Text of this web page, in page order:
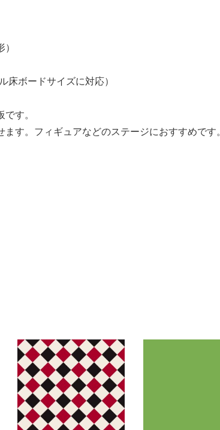
ボードサイズに対応）
す。
す。フィギュアなどのステージにおすすめです。